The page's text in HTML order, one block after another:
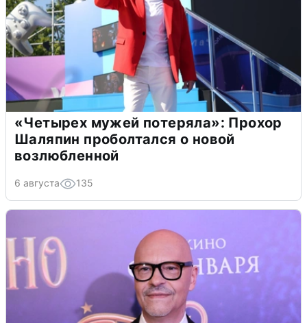
«Четырех мужей потеряла»: Прохор
Шаляпин проболтался о новой
возлюбленной
6 августа 135